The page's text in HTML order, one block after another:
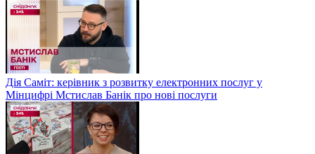
Дія Саміт: керівник з розвитку електронних послуг у
Мінцифрі Мстислав Банік про нові послуги